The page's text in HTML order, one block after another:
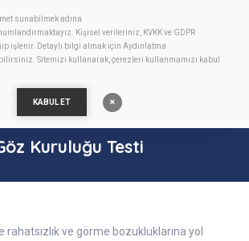
sunabilmek adına
Kişisel verileriniz, KVKK ve GDPR
işlenir. Detaylı bilgi almak için Aydınlatma
Sitemizi kullanarak, çerezleri kullanmamızı kabul
KABUL ET
Kuruluğu Testi
ve görme bozukluklarına yol